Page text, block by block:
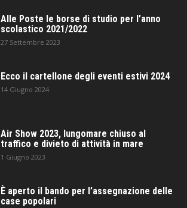
Alle Poste le borse di studio per l’anno
scolastico 2021/2022
27 Settembre 2023
Ecco il cartellone degli eventi estivi 2024
14 Giugno 2024
Air Show 2023, lungomare chiuso al
traffico e divieto di attività in mare
1 Giugno 2023
È aperto il bando per l’assegnazione delle
case popolari